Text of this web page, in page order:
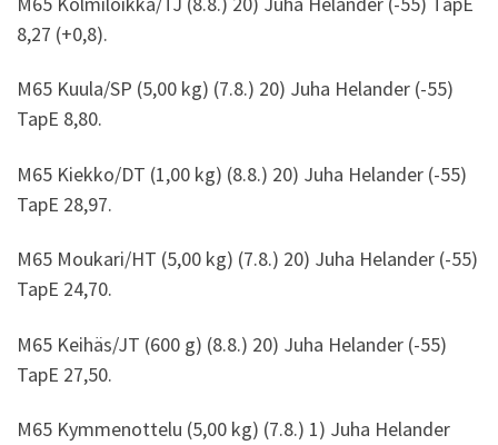
8,27 (+0,8).
M65 Kuula/SP (5,00 kg) (7.8.) 20) Juha Helander (-55)
TapE 8,80.
M65 Kiekko/DT (1,00 kg) (8.8.) 20) Juha Helander (-55)
TapE 28,97.
M65 Moukari/HT (5,00 kg) (7.8.) 20) Juha Helander (-55)
TapE 24,70.
M65 Keihäs/JT (600 g) (8.8.) 20) Juha Helander (-55)
TapE 27,50.
M65 Kymmenottelu (5,00 kg) (7.8.) 1) Juha Helander